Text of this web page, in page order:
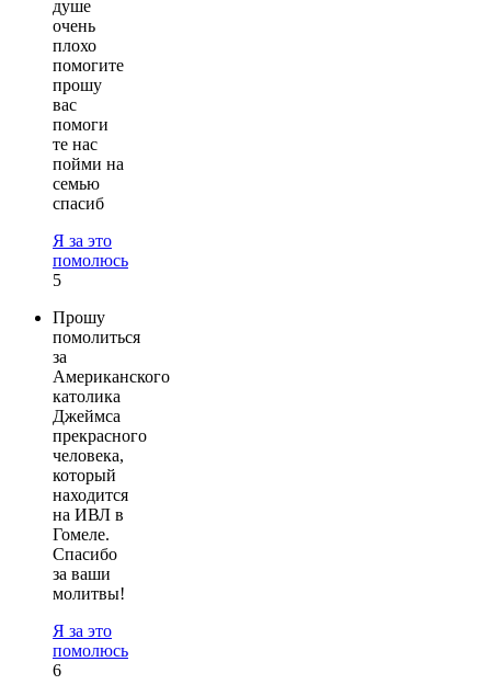
душе
очень
плохо
помогите
прошу
вас
помоги
те нас
пойми на
семью
спасиб
Я за это
помолюсь
5
Прошу
помолиться
за
Американского
католика
Джеймса
прекрасного
человека,
который
находится
на ИВЛ в
Гомеле.
Спасибо
за ваши
молитвы!
Я за это
помолюсь
6